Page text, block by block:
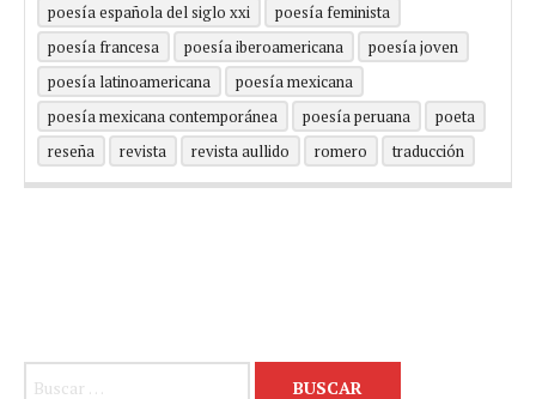
poesía española del siglo xxi
poesía feminista
poesía francesa
poesía iberoamericana
poesía joven
poesía latinoamericana
poesía mexicana
poesía mexicana contemporánea
poesía peruana
poeta
reseña
revista revista aullido romero traducción